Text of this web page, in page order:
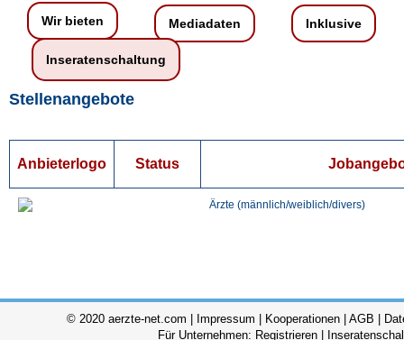
Wir bieten Mediadaten Inklusive
Inseratenschaltung
Stellenangebote
Anbieterlogo Status
Ärzte (männlich/weiblich/divers)
© 2020 aerzte-net.com | Impressum Kooperationen AGB
Für Unternehmen: Registrieren